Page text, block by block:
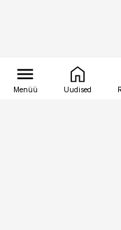
Menüü Uudised